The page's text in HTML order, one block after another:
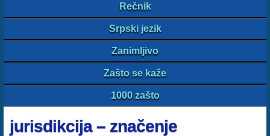
Rečnik
Srpski jezik
Zanimljivo
Zašto se kaže
1000 zašto
jurisdikcija – značenje